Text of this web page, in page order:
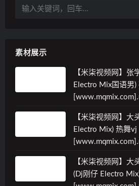
素材展示
【米柒视频网】张
Electro Mix国语男)
【米柒视频网】大
Electro Mix) 热舞vj
【米柒视频网】大
(Dj刚仔 Electro